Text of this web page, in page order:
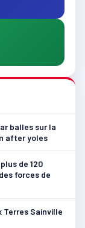
balles sur la
after yoles
de 120
forces de
Terres Sainville